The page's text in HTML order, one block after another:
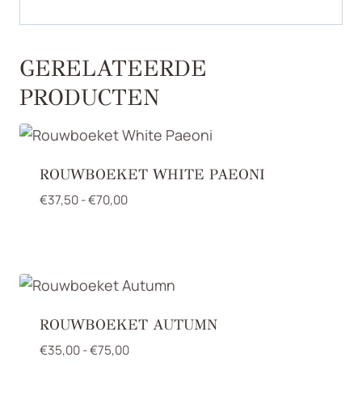
GERELATEERDE
PRODUCTEN
ROUWBOEKET WHITE PAEONI
€37,50-€70,00Prijsklasse:
ROUWBOEKET AUTUMN
€35,00-€75,00Prijsklasse: